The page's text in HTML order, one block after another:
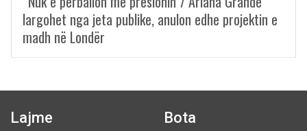
largohet nga jeta publike, anulon edhe projektin e
madh në Londër
Lajme Bota